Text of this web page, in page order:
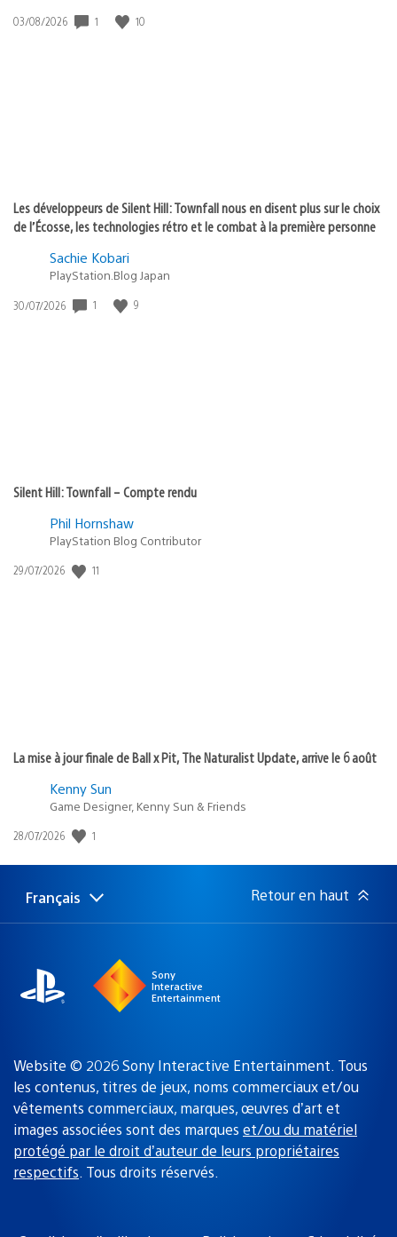
Date
03/08/2026 1 10
Les développeurs de Silent Hill: Townfall nous en disent plus sur le choix
de l’Écosse, les technologies rétro et le combat à la première personne
Sachie Kobari
PlayStation.Blog Japan
Date
30/07/2026 1 9
Silent Hill: Townfall – Compte rendu
Phil Hornshaw
PlayStation Blog Contributor
Date
29/07/2026 11
La mise à jour finale de Ball x Pit, The Naturalist Update, arrive le 6 août
Kenny Sun
Game Designer, Kenny Sun & Friends
Date
publication
28/07/2026 1
Choisir
une
Région
actuelle
Français Retour en haut
Sony
Interactive
Entertainment
Website © 2026 Sony Interactive Entertainment. Tous
les contenus, titres de jeux, noms commerciaux et/ou
vêtements commerciaux, marques, œuvres d’art et
images associées sont des marques et/ou du matériel
protégé par le droit d’auteur de leurs propriétaires
respectifs. Tous droits réservés.